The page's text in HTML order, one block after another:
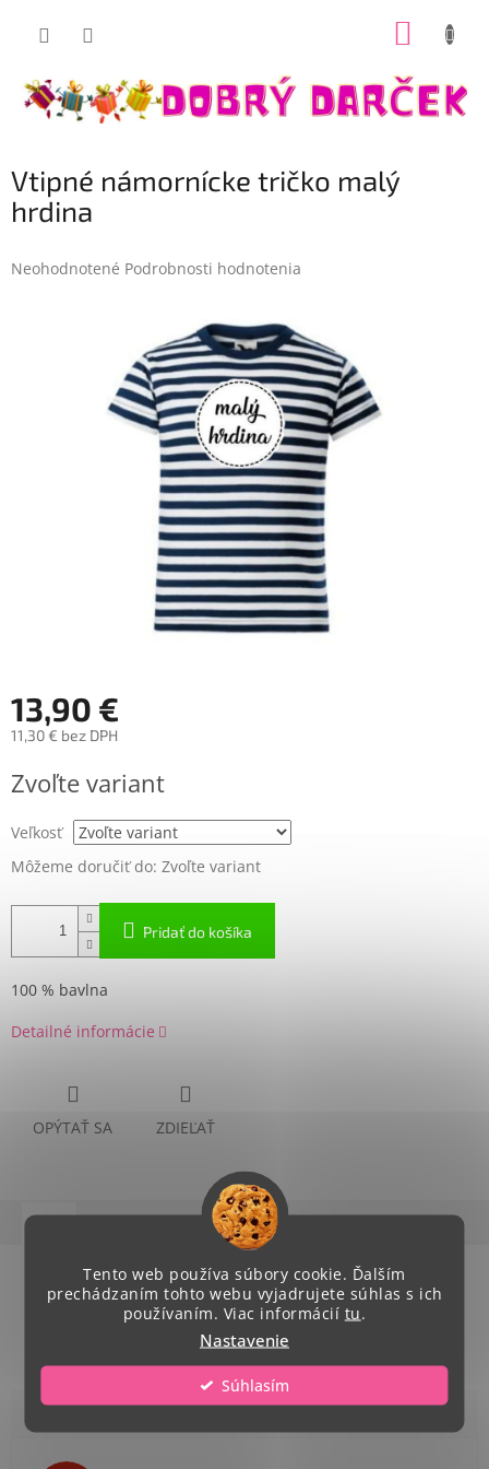
Tento web používa súbory cookie. Ďalším
prechádzaním tohto webu vyjadrujete súhlas s ich
používaním. Viac informácií tu.
Nastavenie
Súhlasím
Vtipné námornícke tričko malý
hrdina
Priemerné
Neohodnotené Podrobnosti hodnotenia
13,90 €
11,30 € bez DPH
cena:
Zvoľte variant
Veľkosť
Môžeme doručiť do: Zvoľte variant
Pridať do košíka
100 % bavlna
Detailné informácie
OPÝTAŤ SA ZDIEĽAŤ
Popis Diskusia
Podrobný popis
štýlové detské námornícke tričko s potlačou malý hrdina
Dobrý darček